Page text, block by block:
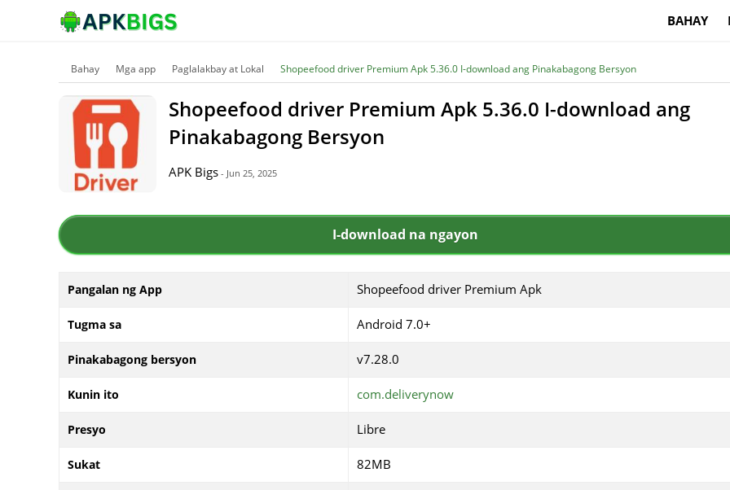
BAHAY
Bahay Mga app Paglalakbay at Lokal Shopeefood driver Premium Apk 5.36.0 I-download ang Pinakabagong Bersyon
Shopeefood driver Premium Apk 5.36.0 I-download ang
Pinakabagong Bersyon
APK Bigs - Jun 25, 2025
I-download na ngayon
Pangalan ng App Shopeefood driver Premium Apk
Tugma sa Android 7.0+
Pinakabagong bersyon v7.28.0
Kunin ito com.deliverynow
Presyo Libre
Sukat 82MB